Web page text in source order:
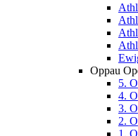
Oppau
5.
4.
3.
2.
1.